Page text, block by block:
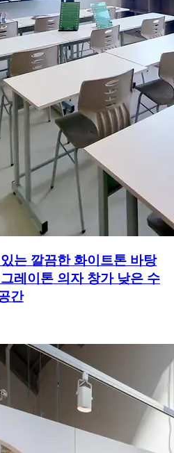
는 깔끔한 화이트톤 바탕
레이톤 의자 창가 낮은 수
간